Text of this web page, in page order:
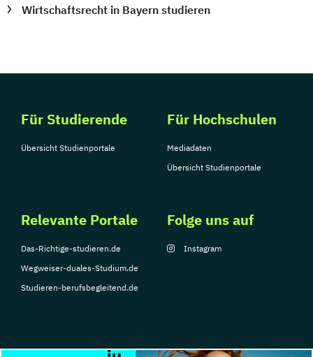
Wirtschaftsrecht in Bayern studieren
Für Studierende
Übersicht Studienportale
Für Hochschulen
Mediadaten
Übersicht Studienportale
Relevante Portale
Das-Richtige-studieren.de
Wegweiser-duales-Studium.de
Studieren-berufsbegleitend.de
Folge uns auf
Instagram